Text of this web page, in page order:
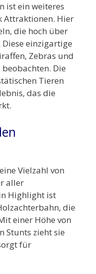
ist ein weiteres
Attraktionen. Hier
die hoch über
einzigartige
Zebras und
Die
Tieren
das die
Vielzahl von
aller
Highlight ist
die
einer Höhe von
Stunts zieht sie
für